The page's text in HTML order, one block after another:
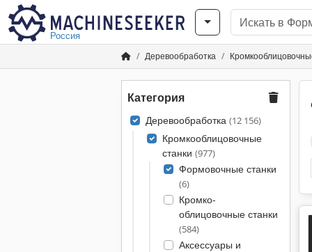
Россия
Деревообработка
Категория
Деревообработка (12 156)
Кромкооблицовочные
станки (977)
Формовочные станки
(6)
Кромко-
облицовочные станки
(584)
Аксессуары и